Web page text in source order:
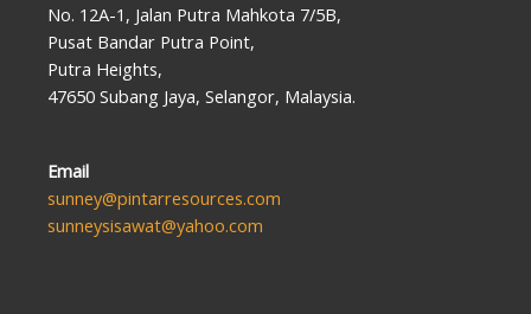
No. 12A-1, Jalan Putra Mahkota 7/5B,
Pusat Bandar Putra Point,
Putra Heights,
47650 Subang Jaya, Selangor, Malaysia.
Email
sunney@pintarresources.com
sunneysisawat@yahoo.com